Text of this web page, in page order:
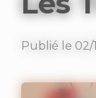
Publié le 02/